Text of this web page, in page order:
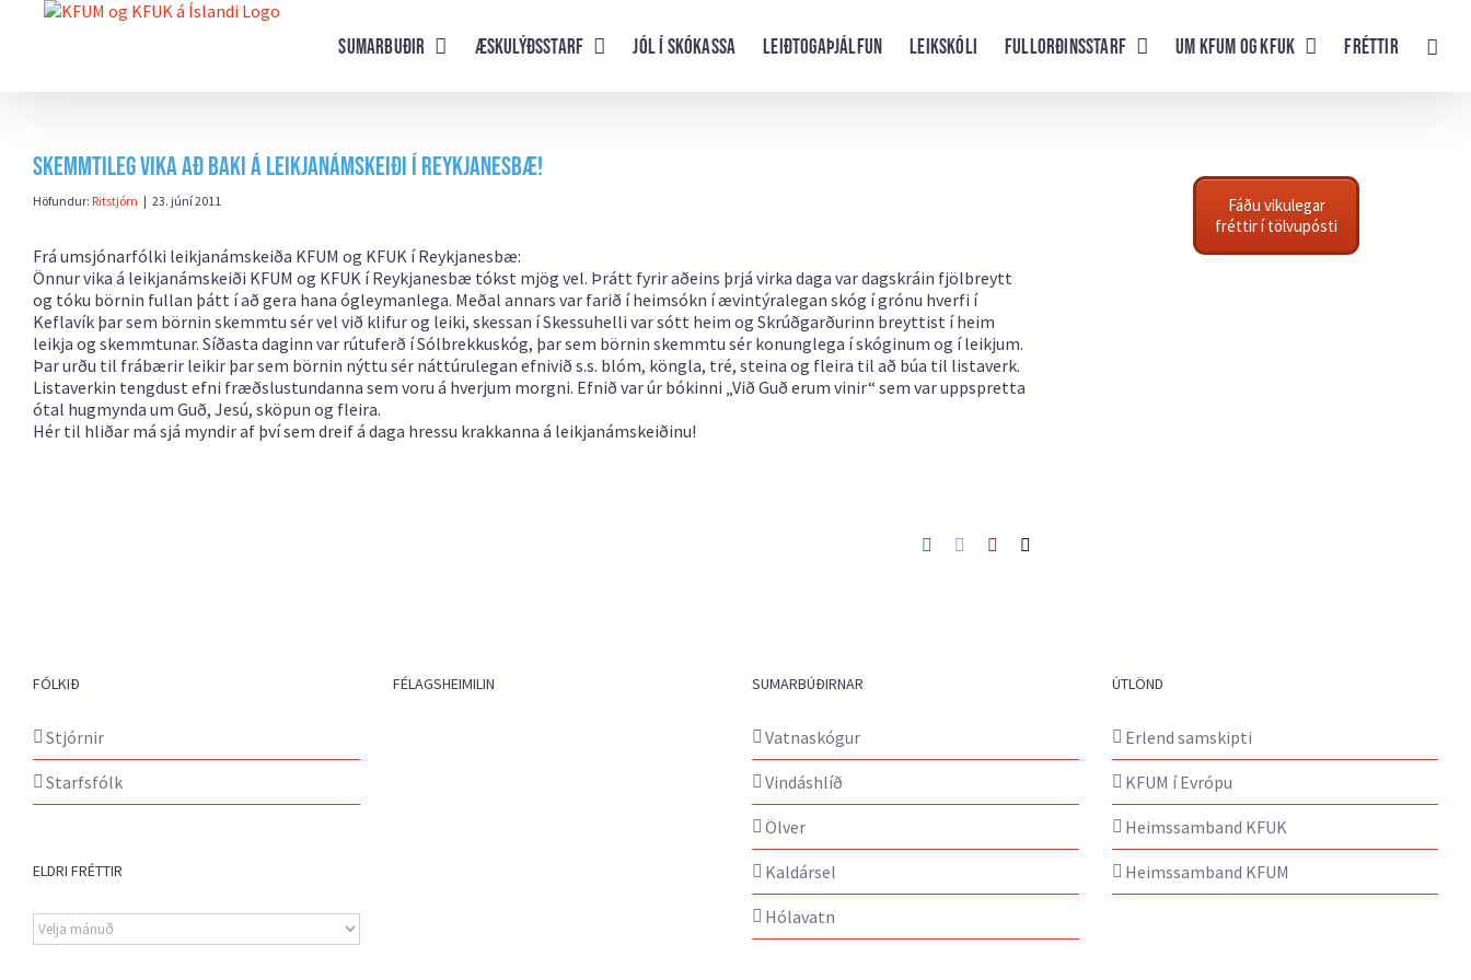
Sumarbuðir Æskulýðsstarf Jól í skókassa Leiðtogaþjálfun Leikskóli Fullorðinsstarf UM KFUM og KFUK Fréttir
Skemmtileg vika að baki á leikjanámskeiði í Reykjanesbæ!
Höfundur: Ritstjórn | 23. júní 2011
Frá umsjónarfólki leikjanámskeiða KFUM og KFUK í Reykjanesbæ:
Önnur vika á leikjanámskeiði KFUM og KFUK í Reykjanesbæ tókst mjög vel. Þrátt fyrir aðeins þrjá virka daga var dagskráin fjölbreytt
og tóku börnin fullan þátt í að gera hana ógleymanlega. Meðal annars var farið í heimsókn í ævintýralegan skóg í grónu hverfi í
Keflavík þar sem börnin skemmtu sér vel við klifur og leiki, skessan í Skessuhelli var sótt heim og Skrúðgarðurinn breyttist í heim
leikja og skemmtunar. Síðasta daginn var rútuferð í Sólbrekkuskóg, þar sem börnin skemmtu sér konunglega í skóginum og í leikjum.
Þar urðu til frábærir leikir þar sem börnin nýttu sér náttúrulegan efnivið s.s. blóm, köngla, tré, steina og fleira til að búa til listaverk.
Listaverkin tengdust efni fræðslustundanna sem voru á hverjum morgni. Efnið var úr bókinni „Við Guð erum vinir“ sem var uppspretta
ótal hugmynda um Guð, Jesú, sköpun og fleira.
Hér til hliðar má sjá myndir af því sem dreif á daga hressu krakkanna á leikjanámskeiðinu!
Facebook
TwitterPinterest
Fáðu vikulegar
fréttir í tölvupósti
FÓLKIÐ
Stjórnir
Starfsfólk
ELDRI FRÉTTIR
Eldri
fréttir
FÉLAGSHEIMILIN SUMARBÚÐIRNAR
Vatnaskógur
Vindáshlíð
Ölver
Kaldársel
Hólavatn
ÚTLÖND
Erlend samskipti
KFUM í Evrópu
Heimssamband KFUK
Heimssamband KFUM